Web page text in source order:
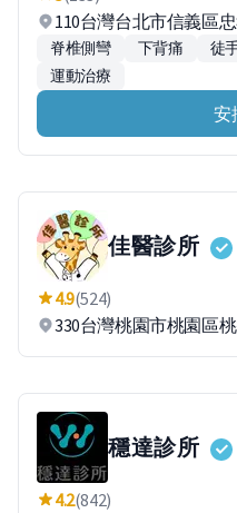
110台灣台北市信義區
脊椎側彎 下背痛 徒
運動治療
安
佳醫診所
4.9(524)
330台灣桃園市桃園區
穩達診所
4.2(842)